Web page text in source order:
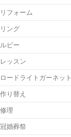
リフォーム
リング
ルビー
レッスン
ロードライトガーネット
作り替え
修理
冠婚葬祭